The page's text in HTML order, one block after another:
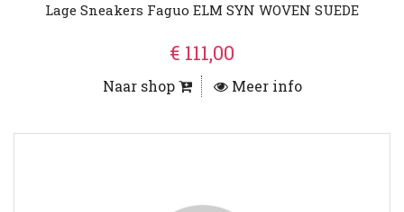
Lage Sneakers Faguo ELM SYN WOVEN SUEDE
€ 111,00
Naar shop Meer info